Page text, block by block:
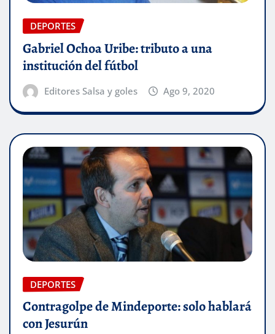
DEPORTES
Gabriel Ochoa Uribe: tributo a una
institución del fútbol
Editores Salsa y goles Ago 9, 2020
DEPORTES
Contragolpe de Mindeporte: solo hablará
con Jesurún